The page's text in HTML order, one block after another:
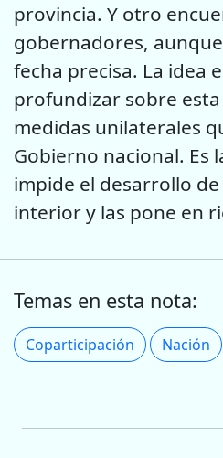
provincia. Y otro
gobernadores,
fecha precisa. La idea
profundizar sobre
medidas unilaterales
Gobierno nacional. Es
impide el desarrollo
interior y las pone en
Temas en esta nota:
Coparticipación Nación